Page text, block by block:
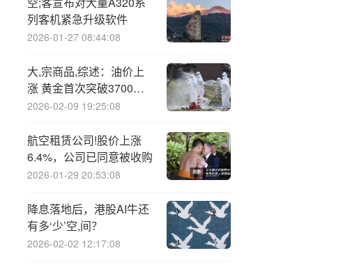
列客机紧急升级软件
2026-01-27 08:44:08
大,宗商品,综述：油价上
涨 黄金首次突破3700美
元 伦铜回落
2026-02-09 19:25:08
航空租赁公司!股价上涨
6.4%，公司已同意被收购
2026-01-29 20:53:08
降息落地后，港股AI牛还
有多‘少’空,间？
2026-02-02 12:17:08